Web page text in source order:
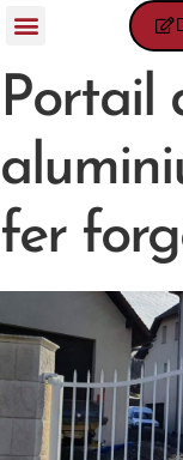
Portail
fer